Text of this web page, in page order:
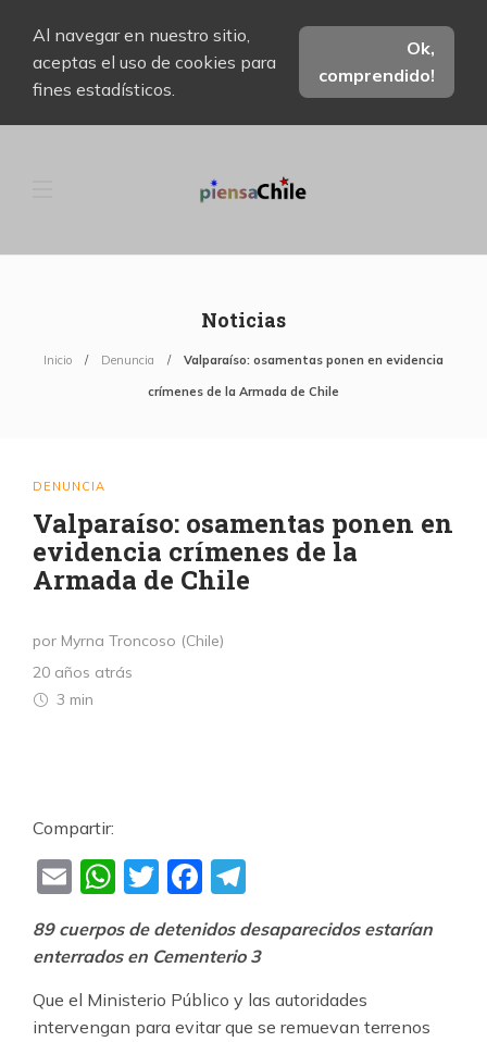
Al navegar en nuestro sitio,
aceptas el uso de cookies para
fines estadísticos.
Ok,
comprendido!
Noticias
Inicio Denuncia Valparaíso: osamentas ponen en evidencia
crímenes de la Armada de Chile
DENUNCIA
Valparaíso: osamentas ponen en
evidencia crímenes de la
Armada de Chile
por Myrna Troncoso (Chile)
20 años atrás
3 min
Compartir:
EmailWhatsApp
TwitterFacebook
89 cuerpos de detenidos desaparecidos estarían
enterrados en Cementerio 3
Que el Ministerio Público y las autoridades
intervengan para evitar que se remuevan terrenos